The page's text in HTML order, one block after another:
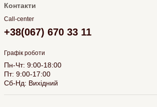
Контакти
Call-center
+38(067) 670 33 11
Графік роботи
Пн-Чт: 9:00-18:00
Пт: 9:00-17:00
Сб-Нд: Вихідний